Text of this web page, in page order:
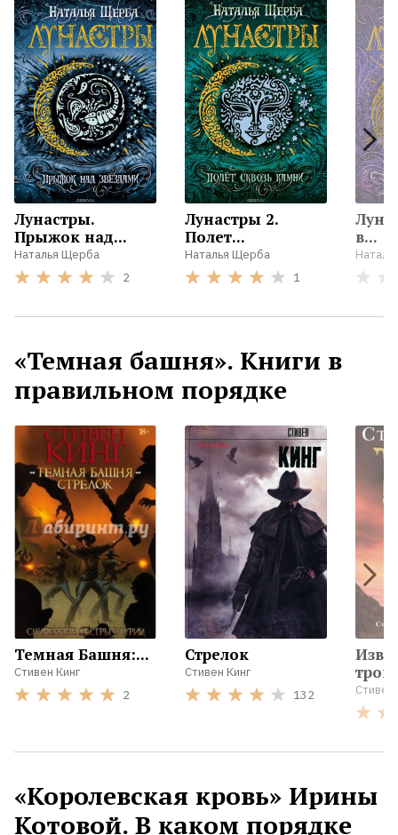
Лунастры.
Прыжок над...
Наталья Щерба
2
Лунастры 2.
Полет...
Наталья Щерба
1
в...
«Темная башня». Книги в
правильном порядке
Темная Башня:...
Стивен Кинг
2
Стрелок
Стивен Кинг
132
Стивен
«Королевская кровь» Ирины
Котовой. В каком порядке